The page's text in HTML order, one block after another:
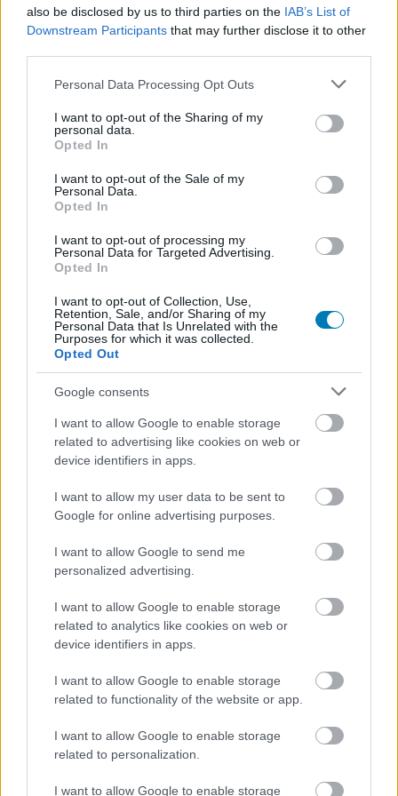
also be disclosed by us to third parties on the IAB’s List of
Downstream Participants that may further disclose it to other
Please note that this website/app uses one or more Google
not limited to your visit or usage behaviour. You may click to
grant or deny consent to Google and its third-party tags to
use your data for below specified purposes in below Google
consent section.
Personal Data Processing Opt Outs
I want to opt-out of the Sharing of my
personal data.
Opted In
I want to opt-out of the Sale of my
Personal Data.
Opted In
I want to opt-out of processing my
Personal Data for Targeted Advertising.
Opted In
I want to opt-out of Collection, Use,
Retention, Sale, and/or Sharing of my
Personal Data that Is Unrelated with the
Purposes for which it was collected.
Opted Out
Google consents
I want to allow Google to enable storage
related to advertising like cookies on web or
device identifiers in apps.
I want to allow my user data to be sent to
Google for online advertising purposes.
I want to allow Google to send me
personalized advertising.
I want to allow Google to enable storage
related to analytics like cookies on web or
device identifiers in apps.
I want to allow Google to enable storage
related to functionality of the website or app.
I want to allow Google to enable storage
related to personalization.
I want to allow Google to enable storage
hangulata – Jön a második forduló! (X)
Július végén folytatódik a balatoni strandröplabda-
#duke nukem 3d
Platformok:
Hozzászólások
A The Sims 4-ben egy bug miatt
a simek elkezdték szekálni
egymást
pont azt kezdték csinálni, amit minden más
nagycsalád tenne, egy túl kicsi albérletben:
veszekednek éjjel-nappal.